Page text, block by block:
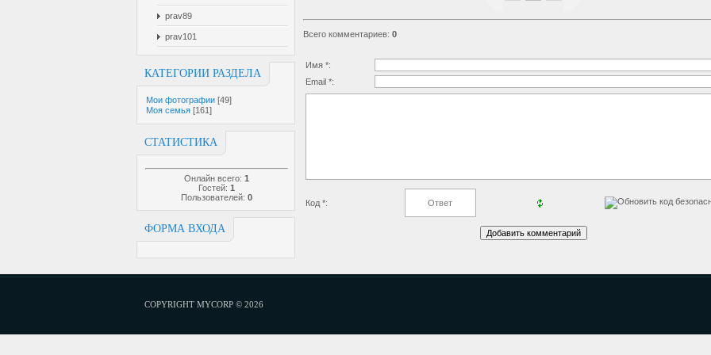
prav89
prav101
КАТЕГОРИИ РАЗДЕЛА
Мои фотографии [49]
Моя семья [161]
СТАТИСТИКА
Онлайн всего: 1
Гостей: 1
Пользователей: 0
ФОРМА ВХОДА
Всего комментариев: 0
Имя *:
Email *:
Код *:
COPYRIGHT MYCORP © 2026